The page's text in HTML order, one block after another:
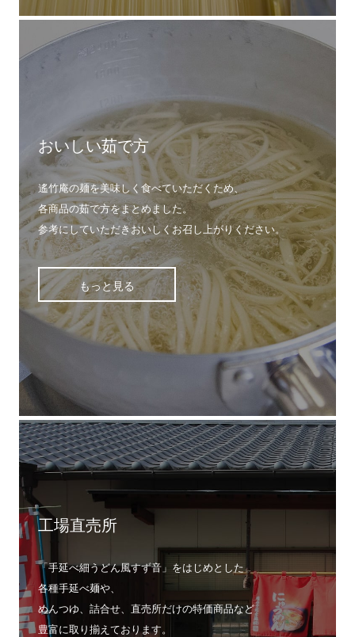
おいしい茹で方
遙竹庵の麺を美味しく食べていただくため、
各商品の茹で方をまとめました。
参考にしていただきおいしくお召し上がりください。
もっと見る
工場直売所
「手延べ細うどん風すず音」をはじめとした
各種手延べ麺や、
めんつゆ、詰合せ、直売所だけの特価商品など
豊富に取り揃えております。